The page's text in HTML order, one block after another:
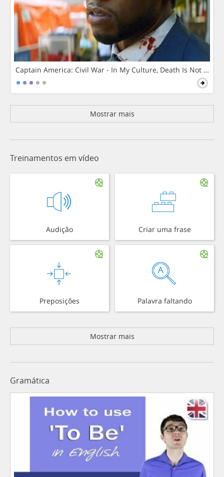
Captain America: Civil War - In My Culture, Death Is Not The
Mostrar mais
Treinamentos em vídeo
Audição Criar uma frase
Preposições Palavra faltando
Mostrar mais
Gramática